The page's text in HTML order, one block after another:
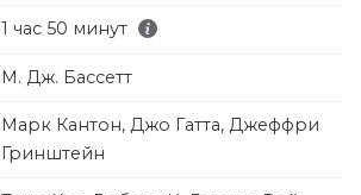
1 час 50 минут
М. Дж. Бассетт
Марк Кантон, Джо Гатта, Джеффри
Гринштейн